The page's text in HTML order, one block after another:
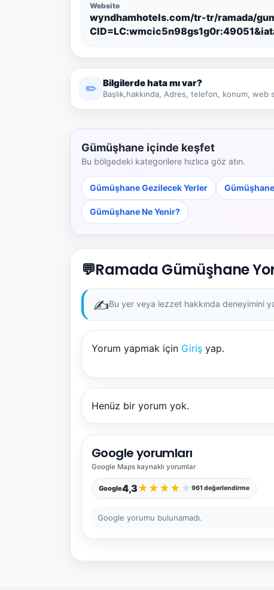
Website
wyndhamhotels.com/tr-tr/ramada/
✏️ Bilgilerde hata mı var?
Başlık,hakkında, Adres, telefon, konum, web
Gümüşhane içinde keşfet
Bu bölgedeki kategorilere hızlıca göz atın.
Gümüşhane Gezilecek Yerler
Gümüşhane Ne Yenir?
💬Ramada Gümüşhane
✍️Bu yer veya lezzet hakkında deneyimini
Yorum yapmak için Giriş yap.
Henüz bir yorum yok.
Google yorumları
Google Maps kaynaklı yorumlar
Google4,3★ ★ ★ ★ ★ 961 değerlendirme
Google yorumu bulunamadı.